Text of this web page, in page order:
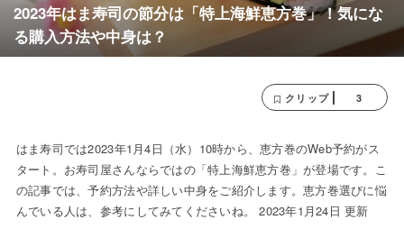
2023年はま寿司の節分は「特上海鮮恵方巻」！気にな
る購入方法や中身は？
クリップ 3
はま寿司では2023年1月4日（水）10時から、恵方巻のWeb予約がス
タート。お寿司屋さんならではの「特上海鮮恵方巻」が登場です。こ
の記事では、予約方法や詳しい中身をご紹介します。恵方巻選びに悩
んでいる人は、参考にしてみてくださいね。 2023年1月24日 更新